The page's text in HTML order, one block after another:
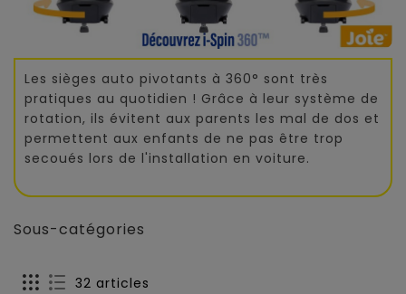
Les sièges auto pivotants à 360° sont très
pratiques au quotidien ! Grâce à leur système de
rotation, ils évitent aux parents les mal de dos et
permettent aux enfants de ne pas être trop
secoués lors de l'installation en voiture.
Sous-catégories
32 articles